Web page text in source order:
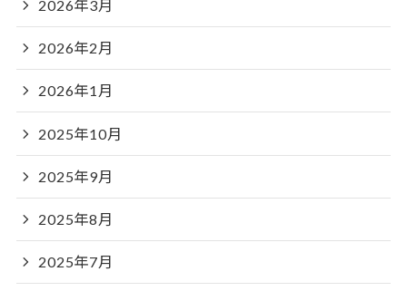
2026年3月
2026年2月
2026年1月
2025年10月
2025年9月
2025年8月
2025年7月